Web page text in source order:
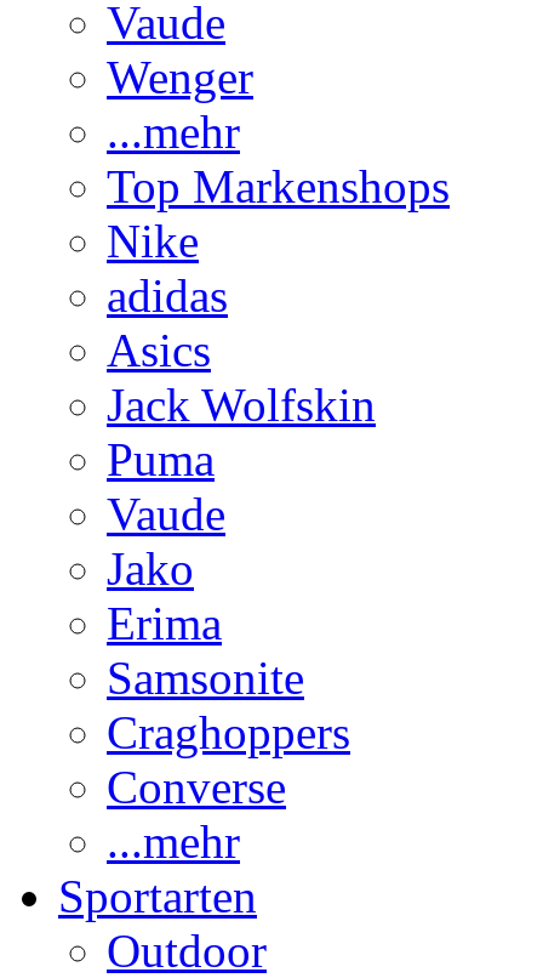
Vaude
Wenger
...mehr
Top Markenshops
Nike
adidas
Asics
Jack Wolfskin
Puma
Vaude
Jako
Erima
Samsonite
Craghoppers
Converse
...mehr
Sportarten
Outdoor